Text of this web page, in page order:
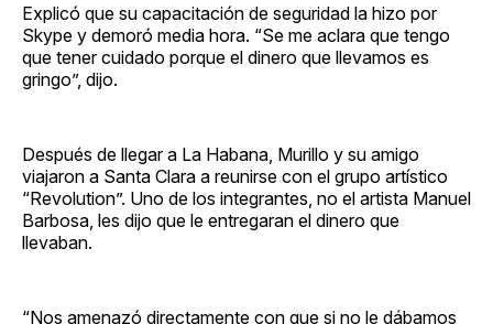
Explicó que su capacitación de seguridad la hizo por
Skype y demoró media hora. “Se me aclara que tengo
que tener cuidado porque el dinero que llevamos es
gringo”, dijo.
Después de llegar a La Habana, Murillo y su amigo
viajaron a Santa Clara a reunirse con el grupo artístico
“Revolution”. Uno de los integrantes, no el artista Manuel
Barbosa, les dijo que le entregaran el dinero que
llevaban.
“Nos amenazó directamente con que si no le dábamos